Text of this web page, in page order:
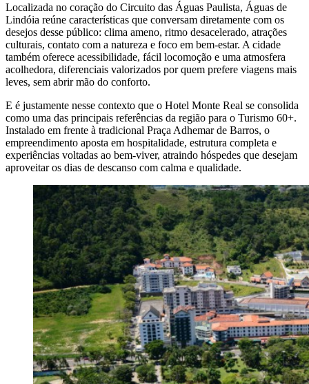
Localizada no coração do Circuito das Águas Paulista, Águas de
Lindóia reúne características que conversam diretamente com os
desejos desse público: clima ameno, ritmo desacelerado, atrações
culturais, contato com a natureza e foco em bem-estar. A cidade
também oferece acessibilidade, fácil locomoção e uma atmosfera
acolhedora, diferenciais valorizados por quem prefere viagens mais
leves, sem abrir mão do conforto.
E é justamente nesse contexto que o Hotel Monte Real se consolida
como uma das principais referências da região para o Turismo 60+.
Instalado em frente à tradicional Praça Adhemar de Barros, o
empreendimento aposta em hospitalidade, estrutura completa e
experiências voltadas ao bem-viver, atraindo hóspedes que desejam
aproveitar os dias de descanso com calma e qualidade.